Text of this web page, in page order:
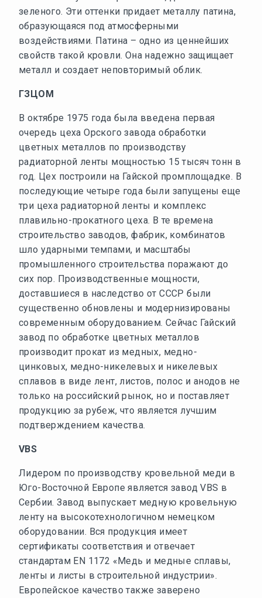
зеленого. Эти оттенки придает металлу патина,
образующаяся под атмосферными
воздействиями. Патина – одно из ценнейших
свойств такой кровли. Она надежно защищает
металл и создает неповторимый облик.
ГЗЦОМ
В октябре 1975 года была введена первая
очередь цеха Орского завода обработки
цветных металлов по производству
радиаторной ленты мощностью 15 тысяч тонн в
год. Цех построили на Гайской промплощадке. В
последующие четыре года были запущены еще
три цеха радиаторной ленты и комплекс
плавильно-прокатного цеха. В те времена
строительство заводов, фабрик, комбинатов
шло ударными темпами, и масштабы
промышленного строительства поражают до
сих пор. Производственные мощности,
доставшиеся в наследство от СССР были
существенно обновлены и модернизированы
современным оборудованием. Сейчас Гайский
завод по обработке цветных металлов
производит прокат из медных, медно-
цинковых, медно-никелевых и никелевых
сплавов в виде лент, листов, полос и анодов не
только на российский рынок, но и поставляет
продукцию за рубеж, что является лучшим
подтверждением качества.
VBS
Лидером по производству кровельной меди в
Юго-Восточной Европе является завод VBS в
Сербии. Завод выпускает медную кровельную
ленту на высокотехнологичном немецком
оборудовании. Вся продукция имеет
сертификаты соответствия и отвечает
стандартам EN 1172 «Медь и медные сплавы,
ленты и листы в строительной индустрии».
Европейское качество также заверено